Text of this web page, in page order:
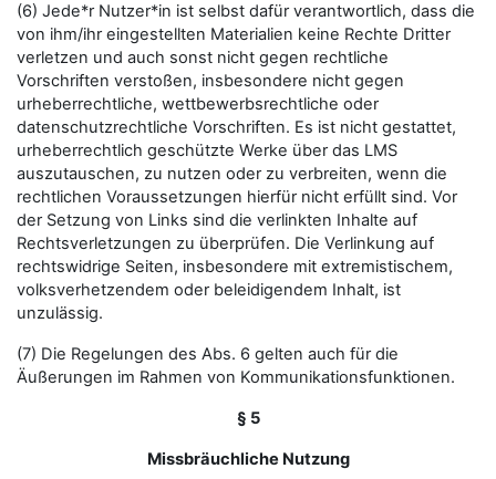
(6) Jede*r Nutzer*in ist selbst dafür verantwortlich, dass die
von ihm/ihr eingestellten Materialien keine Rechte Dritter
verletzen und auch sonst nicht gegen rechtliche
Vorschriften verstoßen, insbesondere nicht gegen
urheberrechtliche, wettbewerbsrechtliche oder
datenschutzrechtliche Vorschriften. Es ist nicht gestattet,
urheberrechtlich geschützte Werke über das LMS
auszutauschen, zu nutzen oder zu verbreiten, wenn die
rechtlichen Voraussetzungen hierfür nicht erfüllt sind. Vor
der Setzung von Links sind die verlinkten Inhalte auf
Rechtsverletzungen zu überprüfen. Die Verlinkung auf
rechtswidrige Seiten, insbesondere mit extremistischem,
volksverhetzendem oder beleidigendem Inhalt, ist
unzulässig.
(7) Die Regelungen des Abs. 6 gelten auch für die
Äußerungen im Rahmen von Kommunikationsfunktionen.
§ 5
Missbräuchliche Nutzung